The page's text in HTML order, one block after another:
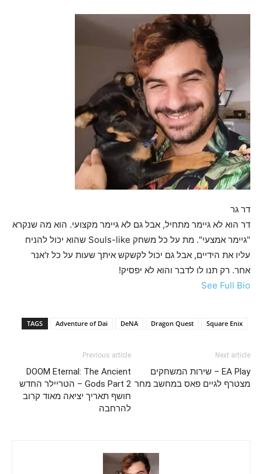
דר גר
דר הוא לא גיימר מתחיל, אבל גם לא גיימר מקצועי. הוא מה שנקרא
"גיימר אמצעי". מת על כל משחק Souls-like שהוא יכול להניח
עליו את הידיים, אבל גם יכול לקשקש איתך שעות על כל ז'אנר
אחר. רק תנו לו לדבר והוא לא יפסיק!
See Full Bio
TAGS Adventure of Dai DeNA Dragon Quest Square Enix
Previous article
DOOM Eternal: The Ancient
Gods Part 2 – הטריילר החדש
חושף תאריך יציאה מאוד קרוב
להרחבה
Next article
EA Play – שירות המשחקים
מצטרף לגיים פאס במחשב מחר